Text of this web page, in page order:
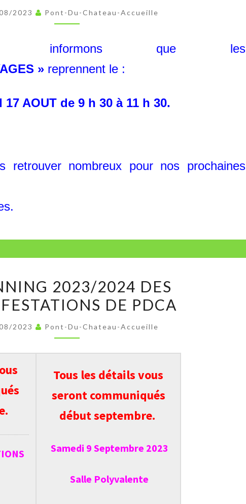
2023 Pont-Du-Chateau-Accueille
informons que les
» reprennent le :
17 AOUT de 9 h 30 à 11 h 30.
retrouver nombreux pour nos prochaines
2023/2024
DES
DE
PDCA
2023/2024 DES
DE PDCA
2023 Pont-Du-Chateau-Accueille
Tous les détails vous
seront communiqués
début septembre.
Samedi 9 Septembre 2023
Salle Polyvalente